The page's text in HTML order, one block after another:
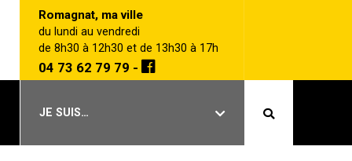
Romagnat, ma ville
du lundi au vendredi
de 8h30 à 12h30 et de 13h30 à 17h
04 73 62 79 79 -
JE SUIS…